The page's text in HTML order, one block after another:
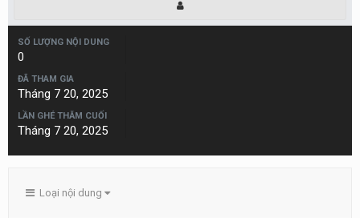
SỐ LƯỢNG NỘI DUNG
0
ĐÃ THAM GIA
Tháng 7 20, 2025
LẦN GHÉ THĂM CUỐI
Tháng 7 20, 2025
Loại nội dung